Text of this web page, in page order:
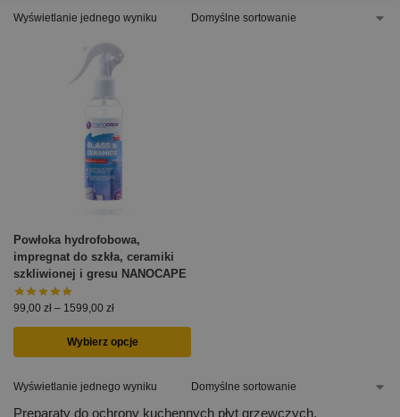
Wyświetlanie jednego wyniku
Powłoka hydrofobowa,
impregnat do szkła, ceramiki
szkliwionej i gresu NANOCAPE
99,00 zł – 1599,00 zł
Wybierz opcje
Wyświetlanie jednego wyniku
Preparaty do ochrony kuchennych płyt grzewczych,